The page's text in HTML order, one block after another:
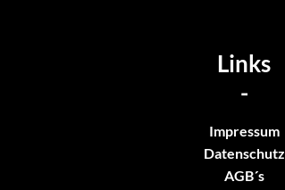
Links
-
Impressum
Datenschutz
AGB´s